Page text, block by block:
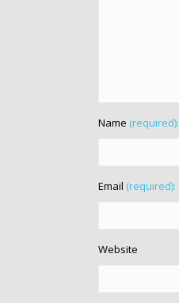
Name (required):
Email (required):
Website